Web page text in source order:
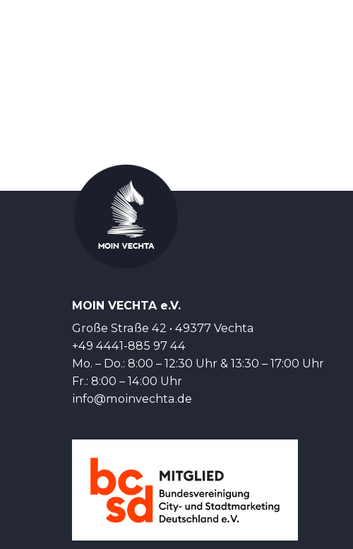
MOIN VECHTA e.V.
Große Straße 42 • 49377 Vechta
+49 4441-885 97 44
Mo. – Do.: 8:00 – 12:30 Uhr & 13:30 – 17:00 Uhr
Fr.: 8:00 – 14:00 Uhr
info@moinvechta.de